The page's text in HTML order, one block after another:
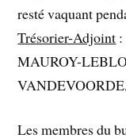
resté vaquant
Trésorier-Adjoint :
MAUROY-
Les membres du